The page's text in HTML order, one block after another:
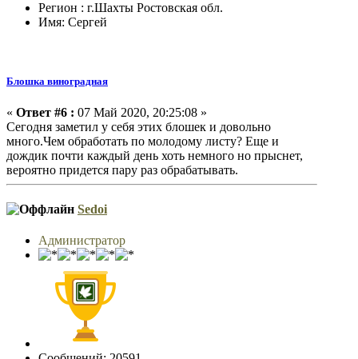
Регион : г.Шахты Ростовская обл.
Имя: Сергей
Блошка виноградная
« Ответ #6 : 07 Май 2020, 20:25:08 »
Сегодня заметил у себя этих блошек и довольно
много.Чем обработать по молодому листу? Еще и
дождик почти каждый день хоть немного но прыснет,
вероятно придется пару раз обрабатывать.
Sedoi
Администратор